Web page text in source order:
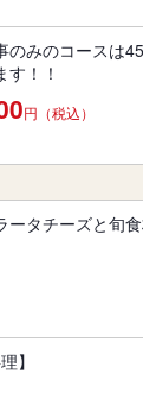
のみのコースは
す！！
円（税込）
ータチーズと旬
】